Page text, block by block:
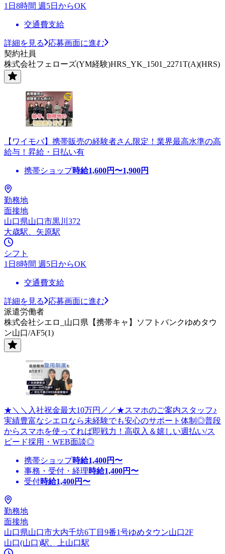
1日8時間 週5日からOK
交通費支給
詳細を見る
応募画面に進む
契約社員
株式会社フェローズ(YM経験)HRS_YK_1501_2271T(A)(HRS)
【ワイモバ】携帯販売の経験者さん限定！業界最高水準の高
給与！昇給・日払い有
携帯ショップ時給1,600円〜1,900円
勤務地
面接地
山口県山口市黒川372
大歳駅、矢原駅
シフト
1日8時間 週5日からOK
交通費支給
詳細を見る
応募画面に進む
派遣労働者
株式会社シエロ_山口県【携帯キャ】ソフトバンクゆめタウ
ン山口/AF5(1)
★＼＼入社祝金最大10万円／／★スマホのご案内スタッフ♪
実績豊富なシエロなら未経験でも安心のサポート体制◎普段
からスマホを使ってれば即戦力！高収入＆嬉しい週払い/ス
ピード採用・WEB面談◎
携帯ショップ時給1,400円〜
事務・受付・経理時給1,400円〜
受付時給1,400円〜
勤務地
面接地
山口県山口市大内千坊6丁目9番1号ゆめタウン山口2F
山口(山口)駅、上山口駅